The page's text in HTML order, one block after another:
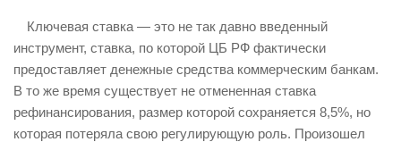
Ключевая ставка — это не так давно введенный
инструмент, ставка, по которой ЦБ РФ фактически
предоставляет денежные средства коммерческим банкам.
В то же время существует не отмененная ставка
рефинансирования, размер которой сохраняется 8,5%, но
которая потеряла свою регулирующую роль. Произошел